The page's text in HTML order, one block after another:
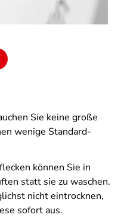
Sie keine große
wenige Standard-
können Sie in
statt sie zu waschen.
nicht eintrocknen,
sofort aus.